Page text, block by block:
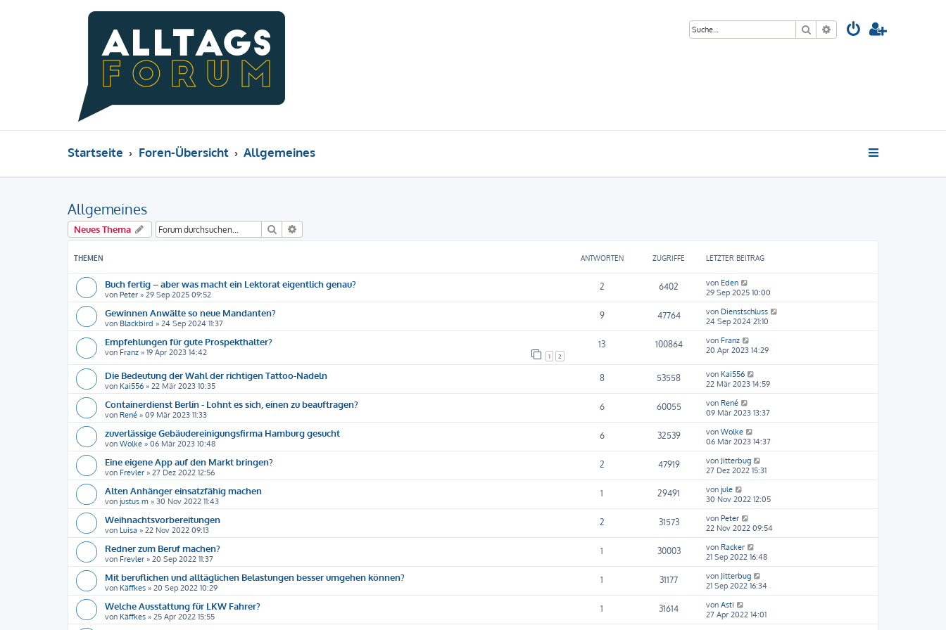
Suche Erweiterte Suche
Startseite Foren-Übersicht Allgemeines
Allgemeines
Neues Thema Suche
THEMEN ANTWORTEN ZUGRIFFE LETZTER BEITRAG
Buch fertig – aber was macht ein Lektorat eigentlich genau?
von Peter » 29 Sep 2025 09:52
2 6402 von Eden
29 Sep 2025 10:00
Gewinnen Anwälte so neue Mandanten?
von Blackbird » 24 Sep 2024 11:37
9 47764 von Dienstschluss
24 Sep 2024 21:10
Empfehlungen für gute Prospekthalter?
von Franz » 19 Apr 2023 14:42 1 2
13 100864 von Franz
20 Apr 2023 14:29
Die Bedeutung der Wahl der richtigen Tattoo-Nadeln
von Kai556 » 22 Mär 2023 10:35
8 53558 von Kai556
22 Mär 2023 14:59
Containerdienst Berlin - Lohnt es sich, einen zu beauftragen?
von René » 09 Mär 2023 11:33
6 60055 von René
09 Mär 2023 13:37
zuverlässige Gebäudereinigungsfirma Hamburg gesucht
von Wolke » 06 Mär 2023 10:48
6 32539 von Wolke
06 Mär 2023 14:37
Eine eigene App auf den Markt bringen?
von Frevler » 27 Dez 2022 12:56
2 47919 von Jitterbug
27 Dez 2022 15:31
Alten Anhänger einsatzfähig machen
von justus m » 30 Nov 2022 11:43
1 29491 von jule
30 Nov 2022 12:05
Weihnachtsvorbereitungen
von Luisa » 22 Nov 2022 09:13
2 31573 von Peter
22 Nov 2022 09:54
Redner zum Beruf machen?
von Frevler » 20 Sep 2022 11:37
1 30003 von Racker
21 Sep 2022 16:48
Mit beruflichen und alltäglichen Belastungen besser umgehen können?
von Käffkes » 20 Sep 2022 10:29
1 31177 von Jitterbug
21 Sep 2022 16:34
Welche Ausstattung für LKW Fahrer?
von Käffkes » 25 Apr 2022 15:55
1 31614 von Asti
27 Apr 2022 14:01